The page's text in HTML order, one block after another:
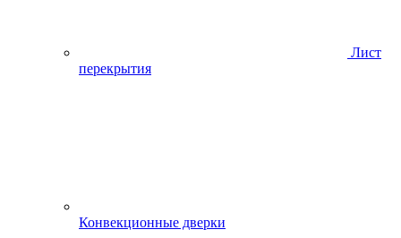
Лист
перекрытия
Конвекционные дверки